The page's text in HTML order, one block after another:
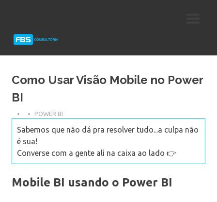
Protheus
Como Usar Visão Mobile no Power
BI
POWER BI
Sabemos que não dá pra resolver tudo...a culpa não
é sua!
Converse com a gente ali na caixa ao lado 👉
Mobile BI usando o Power BI